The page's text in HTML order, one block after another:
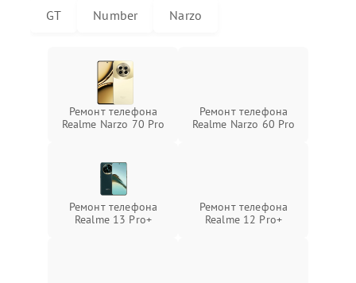
GT Number Narzo
Ремонт телефона
Realme Narzo 70 Pro
Ремонт телефона
Realme Narzo 60 Pro
Ремонт телефона
Realme 13 Pro+
Ремонт телефона
Realme 12 Pro+